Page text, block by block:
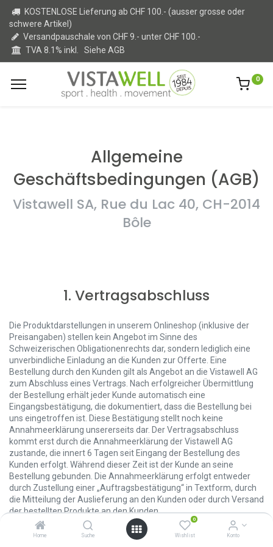
Home Suche
0
Wishlist Konto
KOSTENLOSE Lieferung ab CHF 100.- (ausser grosse oder
schwere Artikel)
Versandpauschale von CHF 9.- unter CHF 100.-
TVA 8.1% inkl. Siehe AGB
0
Allgemeine
Geschäftsbedingungen (AGB)
Vistawell SA, Rue du Lac 40, CH-2014
Bôle
1. Vertragsabschluss
Die Produktdarstellungen in unserem Onlineshop (inklusive der
Preisangaben) stellen kein Angebot im Sinne des
Schweizerischen Obligationenrechts dar, sondern lediglich eine
unverbindliche Einladung an die Kunden zur Offerte. Eine
Bestellung durch den Kunden gilt als Angebot an die Vistawell AG
zum Abschluss eines Vertrags. Nach erfolgreicher Übermittlung
der Bestellung erhält jeder Kunde automatisch eine
Eingangsbestätigung, die dokumentiert, dass die Bestellung bei
uns eingetroffen ist. Diese Bestätigung stellt noch keine
Annahmeerklärung unsererseits dar. Der Vertragsabschluss
kommt erst durch die Annahmeerklärung der Vistawell AG
zustande, die innert 6 Tagen seit Eingang der Bestellung des
Kunden erfolgt. Während dieser Zeit ist der Kunde an seine
Bestellung gebunden. Die Annahmeerklärung erfolgt entweder
durch Zustellung einer „Auftragsbestätigung“ in Textform, durch
die Mitteilung der Auslieferung an den Kunden oder durch Versand
der bestellten Produkte an den Kunden